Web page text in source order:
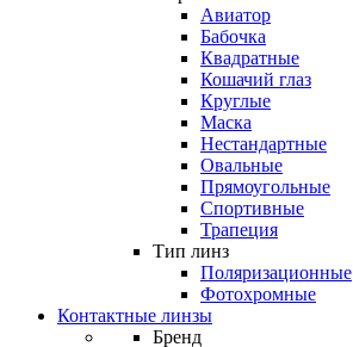
Авиатор
Бабочка
Квадратные
Кошачий глаз
Круглые
Маска
Нестандартные
Овальные
Прямоугольные
Спортивные
Трапеция
Тип линз
Поляризационные
Фотохромные
Контактные линзы
Бренд